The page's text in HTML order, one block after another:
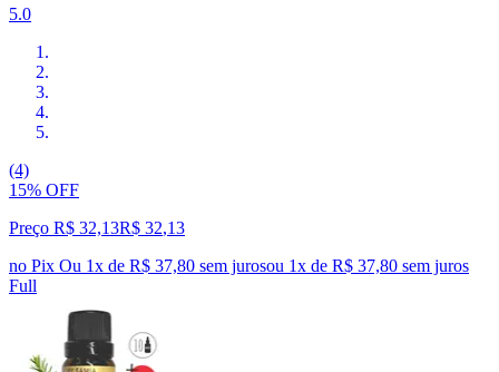
5.0
(4)
15% OFF
Preço R$ 32,13R$ 32,13
no Pix Ou 1x de R$ 37,80 sem jurosou 1x de R$ 37,80 sem juros
Full